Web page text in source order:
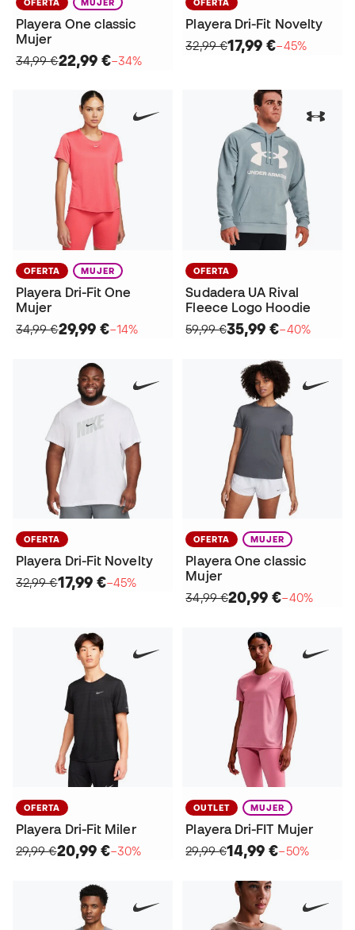
OFERTA MUJER
Playera One classic
Mujer
34,99 €22,99 €−34%
OFERTA
Playera Dri-Fit Novelty
32,99 €17,99 €−45%
OFERTA MUJER
Playera Dri-Fit One
Mujer
34,99 €29,99 €−14%
OFERTA
Sudadera UA Rival
Fleece Logo Hoodie
59,99 €35,99 €−40%
OFERTA
Playera Dri-Fit Novelty
32,99 €17,99 €−45%
OFERTA MUJER
Playera One classic
Mujer
34,99 €20,99 €−40%
OFERTA
Playera Dri-Fit Miler
29,99 €20,99 €−30%
OUTLET MUJER
Playera Dri-FIT Mujer
29,99 €14,99 €−50%